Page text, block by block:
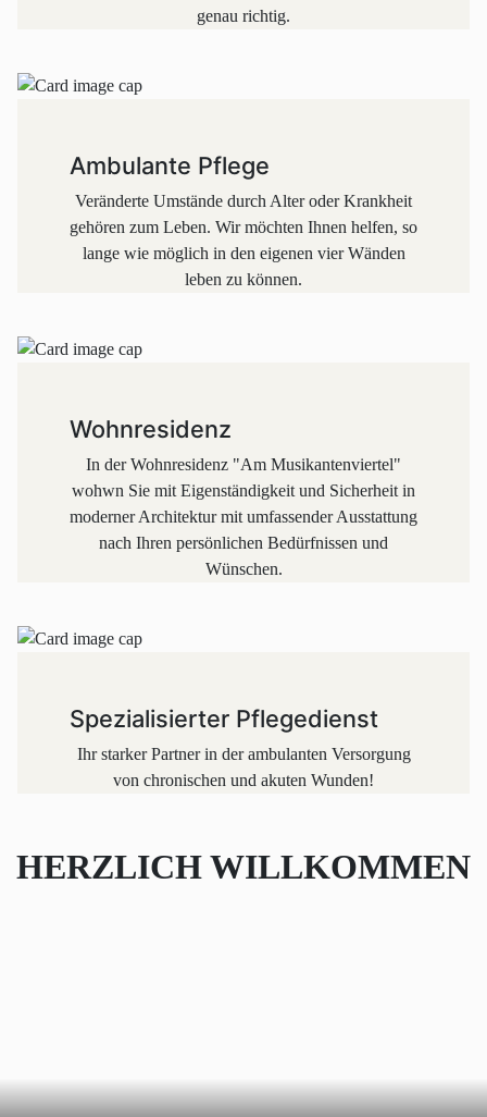
genau richtig.
Ambulante Pflege
Veränderte Umstände durch Alter oder Krankheit
gehören zum Leben. Wir möch­ten Ihnen hel­fen, so
lange wie mög­lich in den ei­ge­nen vier Wän­den
leben zu können.
Wohnresidenz
In der Wohnresidenz "Am Musikantenviertel"
wohwn Sie mit Eigenständigkeit und Sicherheit in
moderner Architektur mit umfassender Ausstattung
nach Ihren persönlichen Bedürfnissen und
Wünschen.
Spezialisierter Pflegedienst
Ihr starker Partner in der ambulanten Versorgung
von chronischen und akuten Wunden!
HERZLICH WILLKOMMEN